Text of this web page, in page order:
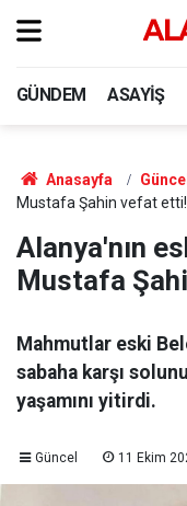
GÜNDEM ASAYIŞ
Anasayfa Güncel
Mustafa Şahin vefat etti!
Alanya'nın
Mustafa
Mahmutlar eski
sabaha karşı
yaşamını yitirdi.
Güncel 11 Ekim